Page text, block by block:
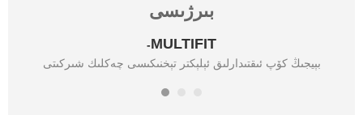
بىرژىسى
-MULTIFIT
بېيجىڭ كۆپ ئىقتىدارلىق ئېلېكتر تېخنىكىسى چەكلىك شىركىتى